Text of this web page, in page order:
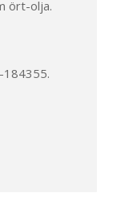
ört-olja.
184355.